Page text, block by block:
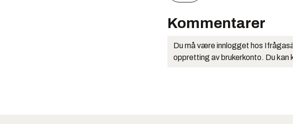
Kommentarer
Du må være innlogget hos
oppretting av brukerkonto. Du kan